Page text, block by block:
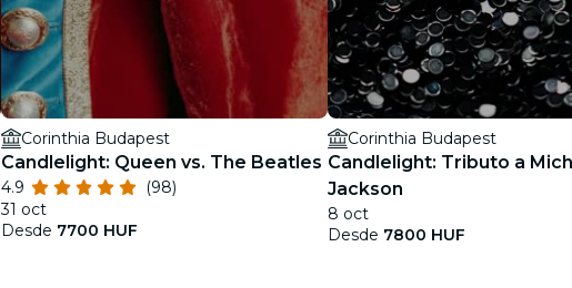
Corinthia Budapest
Candlelight: Queen vs. The Beatles
4.9
(98)
31 oct
Desde 7700 HUF
Corinthia Budapest
Candlelight: Tributo a
Jackson
8 oct
Desde 7800 HUF